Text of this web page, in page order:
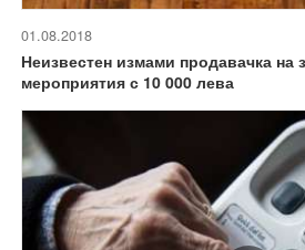
01.08.2018
Неизвестен измами продавачка на
мероприятия с 10 000 лева